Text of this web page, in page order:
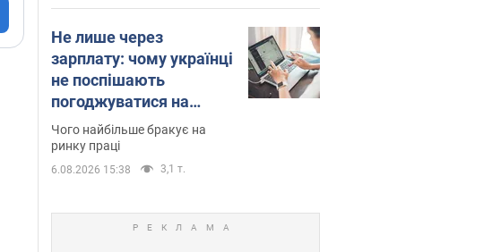
Не лише через
зарплату: чому українці
не поспішають
погоджуватися на
вакансії
Чого найбільше бракує на
ринку праці
6.08.2026 15:38 3,1 т.